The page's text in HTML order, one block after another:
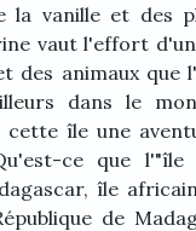
la vanille et des
vaut l'effort
des animaux que
dans le
cette île une
ce que
île
de